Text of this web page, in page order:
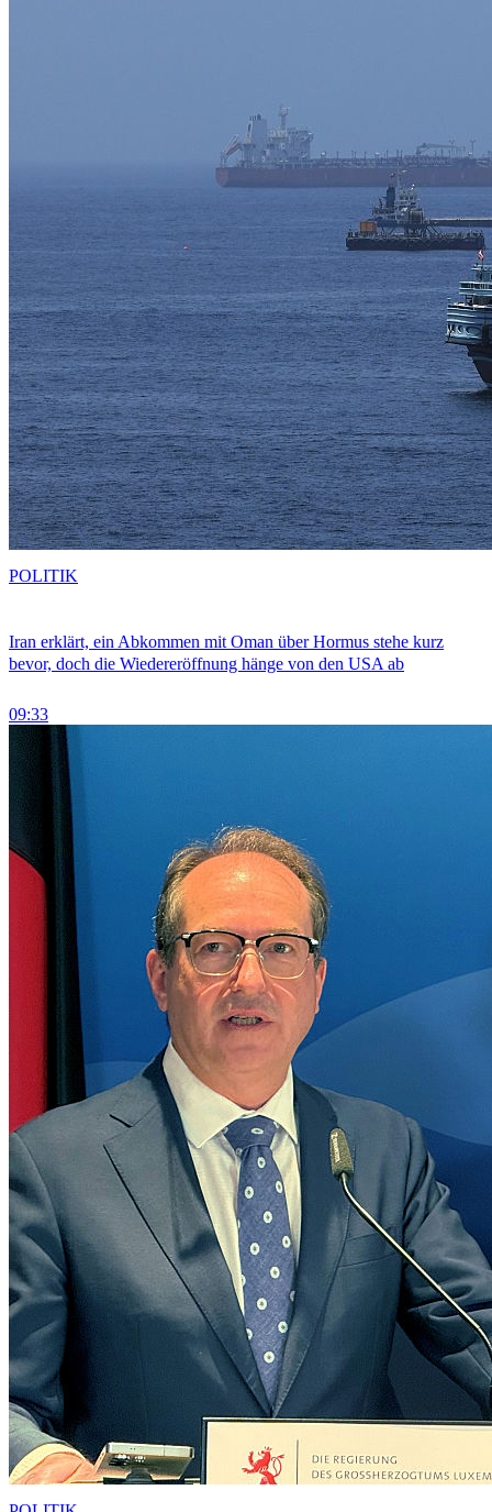
Iran erklärt, ein Abkommen mit Oman über Hormus stehe kurz
bevor, doch die Wiedereröffnung hänge von den USA ab
09:33
POLITIK